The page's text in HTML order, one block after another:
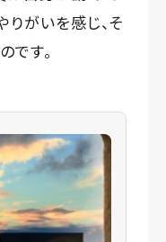
りがいを感じ、そ
です。